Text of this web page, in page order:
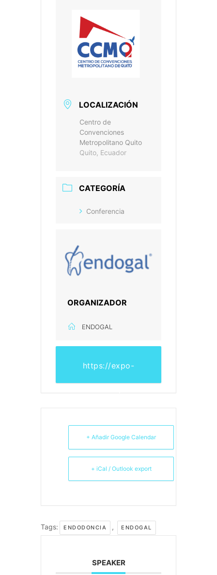
LOCALIZACIÓN
Centro de
Convenciones
Metropolitano Quito
Quito, Ecuador
CATEGORÍA
Conferencia
ORGANIZADOR
ENDOGAL
https://expo-
2022/
+ Añadir Google Calendar
+ iCal / Outlook export
Tags: ENDODONCIA , ENDOGAL
SPEAKER